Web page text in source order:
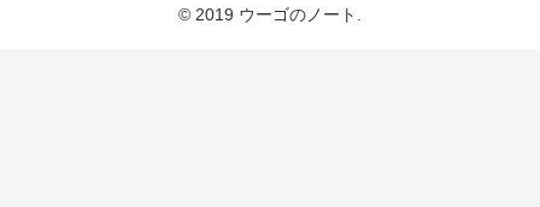
© 2019 ウーゴのノート.